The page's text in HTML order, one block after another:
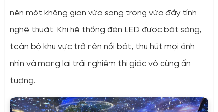
nên một không gian vừa sang trọng vừa đầy tính
nghệ thuật. Khi hệ thống đèn LED được bật sáng,
toàn bộ khu vực trở nên nổi bật, thu hút mọi ánh
nhìn và mang lại trải nghiệm thị giác vô cùng ấn
tượng.